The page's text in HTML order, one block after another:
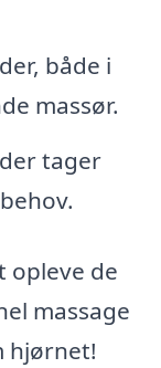
både i
massør.
tager
opleve de
massage
hjørnet!